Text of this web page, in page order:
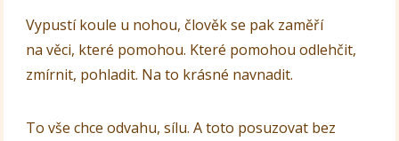
Vypustí koule u nohou, člověk se pak zaměří
na věci, které pomohou. Které pomohou odlehčit,
zmírnit, pohladit. Na to krásné navnadit.
To vše chce odvahu, sílu. A toto posuzovat bez